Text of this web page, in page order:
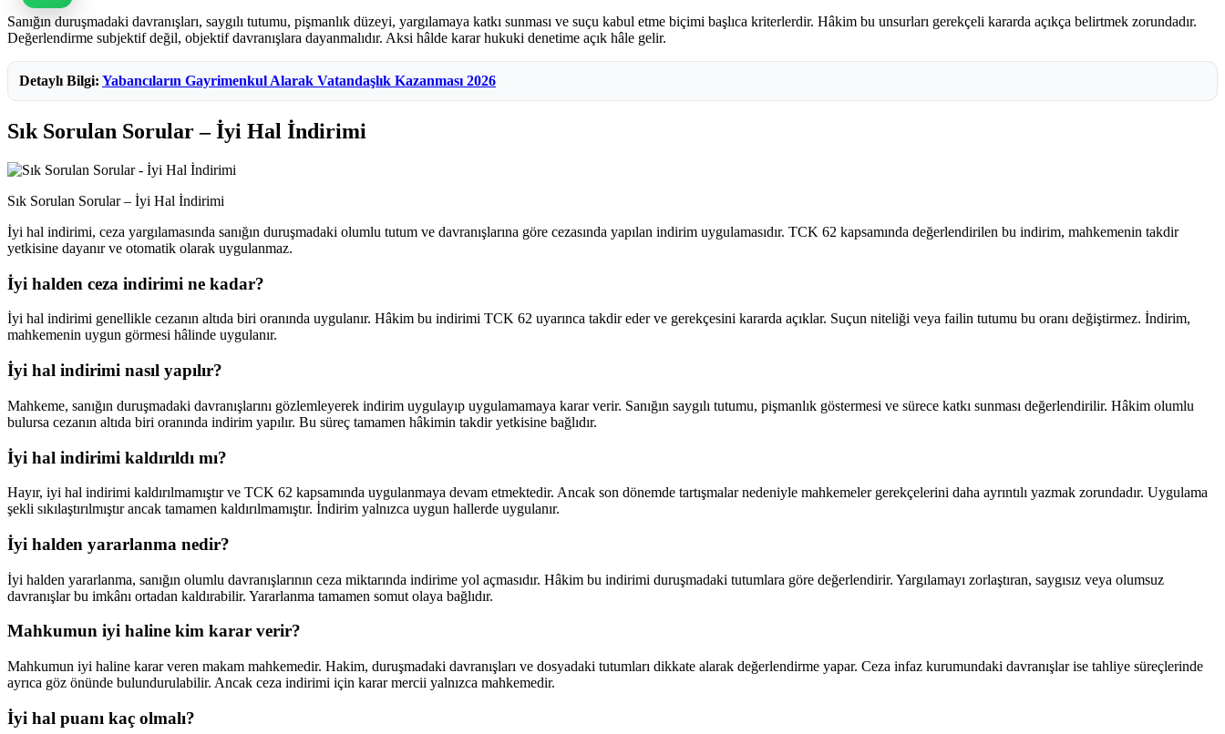
Sanığın duruşmadaki davranışları, saygılı tutumu, pişmanlık düzeyi, yargılamaya katkı sunması ve suçu kabul etme biçimi başlıca kriterlerdir. Hâkim bu unsurları gerekçeli kararda açıkça belirtmek zorundadır.
Değerlendirme subjektif değil, objektif davranışlara dayanmalıdır. Aksi hâlde karar hukuki denetime açık hâle gelir.
Detaylı Bilgi: Yabancıların Gayrimenkul Alarak Vatandaşlık Kazanması 2026
Sık Sorulan Sorular – İyi Hal İndirimi
Sık Sorulan Sorular – İyi Hal İndirimi
İyi hal indirimi, ceza yargılamasında sanığın duruşmadaki olumlu tutum ve davranışlarına göre cezasında yapılan indirim uygulamasıdır. TCK 62 kapsamında değerlendirilen bu indirim, mahkemenin takdir
yetkisine dayanır ve otomatik olarak uygulanmaz.
İyi halden ceza indirimi ne kadar?
İyi hal indirimi genellikle cezanın altıda biri oranında uygulanır. Hâkim bu indirimi TCK 62 uyarınca takdir eder ve gerekçesini kararda açıklar. Suçun niteliği veya failin tutumu bu oranı değiştirmez. İndirim,
mahkemenin uygun görmesi hâlinde uygulanır.
İyi hal indirimi nasıl yapılır?
Mahkeme, sanığın duruşmadaki davranışlarını gözlemleyerek indirim uygulayıp uygulamamaya karar verir. Sanığın saygılı tutumu, pişmanlık göstermesi ve sürece katkı sunması değerlendirilir. Hâkim olumlu
bulursa cezanın altıda biri oranında indirim yapılır. Bu süreç tamamen hâkimin takdir yetkisine bağlıdır.
İyi hal indirimi kaldırıldı mı?
Hayır, iyi hal indirimi kaldırılmamıştır ve TCK 62 kapsamında uygulanmaya devam etmektedir. Ancak son dönemde tartışmalar nedeniyle mahkemeler gerekçelerini daha ayrıntılı yazmak zorundadır. Uygulama
şekli sıkılaştırılmıştır ancak tamamen kaldırılmamıştır. İndirim yalnızca uygun hallerde uygulanır.
İyi halden yararlanma nedir?
İyi halden yararlanma, sanığın olumlu davranışlarının ceza miktarında indirime yol açmasıdır. Hâkim bu indirimi duruşmadaki tutumlara göre değerlendirir. Yargılamayı zorlaştıran, saygısız veya olumsuz
davranışlar bu imkânı ortadan kaldırabilir. Yararlanma tamamen somut olaya bağlıdır.
Mahkumun iyi haline kim karar verir?
Mahkumun iyi haline karar veren makam mahkemedir. Hakim, duruşmadaki davranışları ve dosyadaki tutumları dikkate alarak değerlendirme yapar. Ceza infaz kurumundaki davranışlar ise tahliye süreçlerinde
ayrıca göz önünde bulundurulabilir. Ancak ceza indirimi için karar mercii yalnızca mahkemedir.
İyi hal puanı kaç olmalı?